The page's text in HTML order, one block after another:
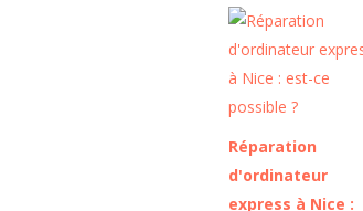
Réparation
d'ordinateur
express à Nice :